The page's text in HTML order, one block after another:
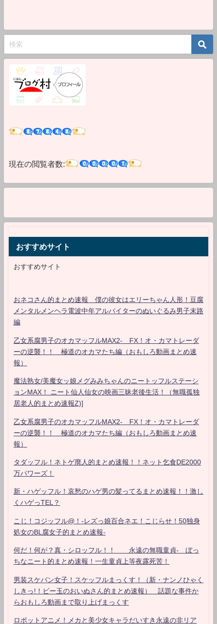
現在の閲覧者数:
おすすめサイト
おすすめサイト
おネコさん的まとめ速報 僕の彼女はエリーちゃん人形！豆腐
メンタルメンヘラ電波中年アルバイターのぬいぐるみ男子末路
編
乙女系腐男子のオカマッフルMAX2- FX！オ・カマトレーダ
ーの逆襲！！ 極道のオカマたち編（おもしろ動画まとめ速
報）
魔法熟女/美魔女ッ娘メグみみちゃんのニートッフルステーシ
ョンMAX！ ニート仙人仙女の映画三昧老後生活！（無職孤独
居老人的まとめ速報Z)]
乙女系腐男子のオカマッフルMAX2- FX！オ・カマトレーダ
ーの逆襲！！ 極道のオカマたち編（おもしろ動画まとめ速
報）
タダッフル！ネトゲ廃人的まとめ速報！！ネット乞食DE2000
万パワーズ！
新・ハゲッフル！哀愁のハゲ男の髪ってるまとめ速報！！激し
くハゲっTEL？
こじ！コジッフル@！-レズっ娘百合ネエ！こじらせ！50独身
処女のBL腐女子的まとめ速報-
何だ！何が？真・シロッフル！！ 永遠の無職童貞- ぼっ
ちなニート的まとめ速報！一生童貞上等夜露死苦！
男装スケバン女子！スケッフルまっくす！（新・ナンノひゃく
しきっ!！ビー玉のおいぬさん的まとめ速報） 話題な事件か
らおもしろ動画まで取り上げまっくす
ロボットアニメ！メカと美少女キャラだいすき永遠の非リア